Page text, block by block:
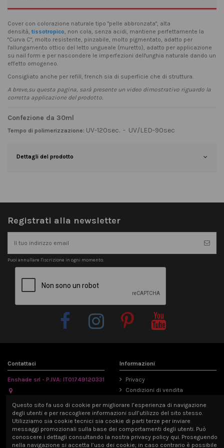
Cover con colorazione naturale tipo "pelle abbronzata", alta
densità, tissotropico, non cola, senza acidi, mantiene perfettamente la
"Curva C", molto resistente, pinzabile, molto pigmentato, adatto per
l'allungamento ottico del letto ungueale (muretto), adatto per applicazione
su nail form e per nascondere le imperfezioni dell'unghia naturale dando un
effetto omogeneo.
Consigliato anche per refill, french sia di superficie che di struttura.
A breve,su questa pagina, sarà presente un video dimostrativo riguardo la
corretta applicazione del prodotto.
Confezione da 30ml
Tempo di polimerizzazione: UV-120sec. - UV/LED-90sec
Dettagli del prodotto
Registrati alla newsletter
Puoi annullare l'iscrizione in ogni momento.
Contattaci
Enshade srl - P.IVA: IT01749120331
Piacenza, Italia
info@enshade.it
P.IVA: IT01749120331
Informazioni
Privacy
Condizioni di vendita
Mappa del sito
Questo sito fa uso di cookie per migliorare l’esperienza di navigazione
degli utenti e per raccogliere informazioni sull’utilizzo del sito stesso.
Utilizziamo sia cookie tecnici sia cookie di parti terze per inviare
messaggi promozionali sulla base dei comportamenti degli utenti. Può
conoscere i dettagli consultando la nostra privacy policy qui. Proseguendo
nella navigazione si accetta l’uso dei cookie; in caso contrario è possibile